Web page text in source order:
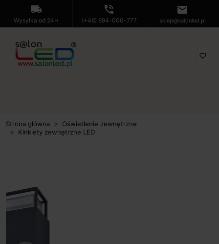
local_shipping
Wysyłka od 24H
phone_in_talk
(+48) 694-000-777
mail
sklep@salonled.pl
favorite_border
Strona główna
Oświetlenie zewnętrzne
Kinkiety zewnętrzne LED